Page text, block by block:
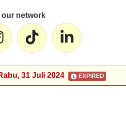
network
31 Juli 2024 EXPIRED